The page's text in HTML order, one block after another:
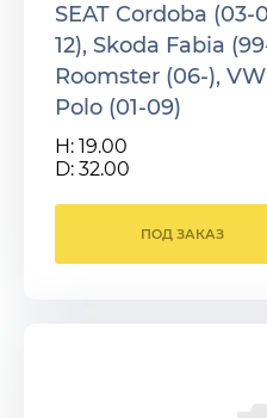
SEAT Cordoba (03-
12), Skoda Fabia
Roomster (06-),
Polo (01-09)
H: 19.00
D: 32.00
ПОД ЗАКАЗ